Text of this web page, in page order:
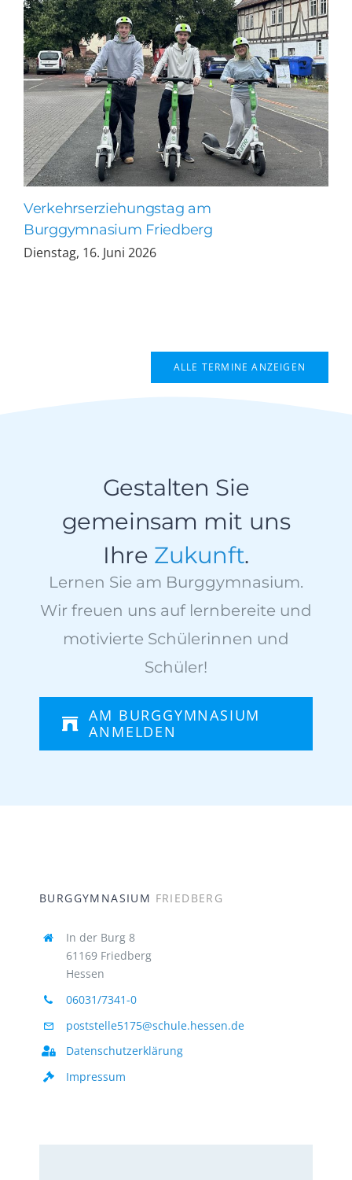
Verkehrserziehungstag am
Burggymnasium Friedberg
Dienstag, 16. Juni 2026
ALLE TERMINE ANZEIGEN
Gestalten Sie
gemeinsam mit uns
Ihre Zukunft.
Lernen Sie am Burggymnasium.
Wir freuen uns auf lernbereite und
motivierte Schülerinnen und
Schüler!
AM BURGGYMNASIUM
ANMELDEN
BURGGYMNASIUM FRIEDBERG
In der Burg 8
61169 Friedberg
Hessen
06031/7341-0
poststelle5175@schule.hessen.de
Datenschutzerklärung
Impressum